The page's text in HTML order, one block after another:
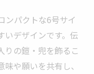
ンパクトな6号サイ
いデザインです。伝
りの鎧・兜を飾るこ
や願いを共有し、